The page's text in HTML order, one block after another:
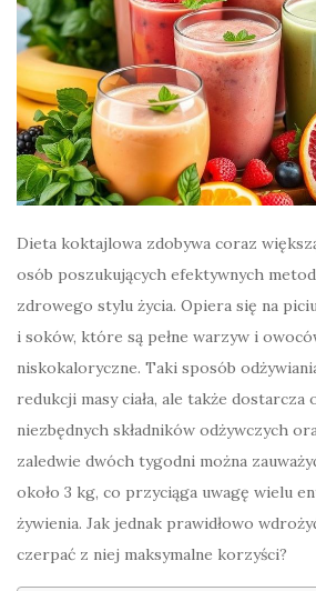
Dieta koktajlowa zdobywa coraz
osób poszukujących efektywnych
zdrowego stylu życia. Opiera się na
i soków, które są pełne warzyw i
niskokaloryczne. Taki sposób
redukcji masy ciała, ale także
niezbędnych składników odżywczych
zaledwie dwóch tygodni można
około 3 kg, co przyciąga uwagę wielu
żywienia. Jak jednak prawidłowo
czerpać z niej maksymalne korzyści?